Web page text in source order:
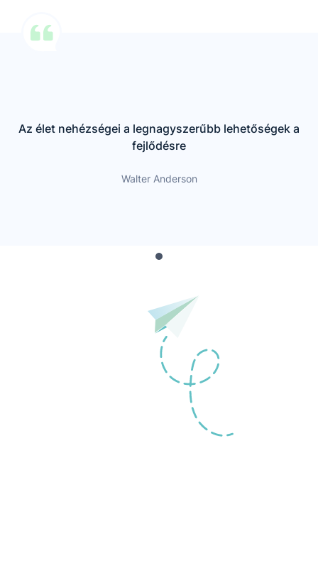
Az élet nehézségei a legnagyszerűbb lehetőségek a
fejlődésre
Walter Anderson